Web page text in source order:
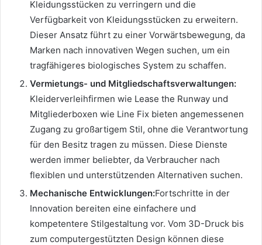
Kleidungsstücken zu verringern und die
Verfügbarkeit von Kleidungsstücken zu erweitern.
Dieser Ansatz führt zu einer Vorwärtsbewegung, da
Marken nach innovativen Wegen suchen, um ein
tragfähigeres biologisches System zu schaffen.
Vermietungs- und Mitgliedschaftsverwaltungen:
Kleiderverleihfirmen wie Lease the Runway und
Mitgliederboxen wie Line Fix bieten angemessenen
Zugang zu großartigem Stil, ohne die Verantwortung
für den Besitz tragen zu müssen. Diese Dienste
werden immer beliebter, da Verbraucher nach
flexiblen und unterstützenden Alternativen suchen.
Mechanische Entwicklungen:Fortschritte in der
Innovation bereiten eine einfachere und
kompetentere Stilgestaltung vor. Vom 3D-Druck bis
zum computergestützten Design können diese